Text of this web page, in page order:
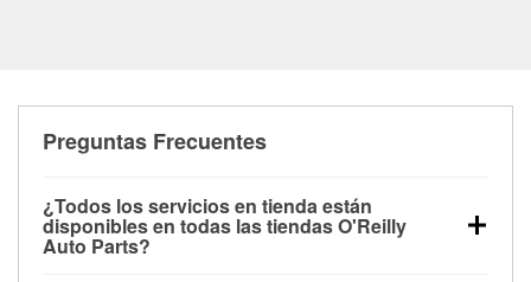
Preguntas Frecuentes
¿Todos los servicios en tienda están
disponibles en todas las tiendas O'Reilly
Auto Parts?